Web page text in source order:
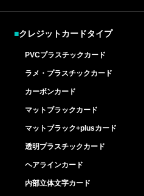
■クレジットカードタイプ
PVCプラスチックカード
ラメ・プラスチックカード
カーボンカード
マットブラックカード
マットブラック+plusカード
透明プラスチックカード
ヘアラインカード
内部立体文字カード